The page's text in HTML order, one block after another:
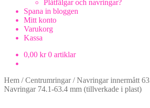
Plåtfälgar och navringar?
Spana in bloggen
Mitt konto
Varukorg
Kassa
0,00 kr 0 artiklar
Hem /Centrumringar/Navringar innermått
Navringar 74.1-63.4 mm (tillverkade i plast)